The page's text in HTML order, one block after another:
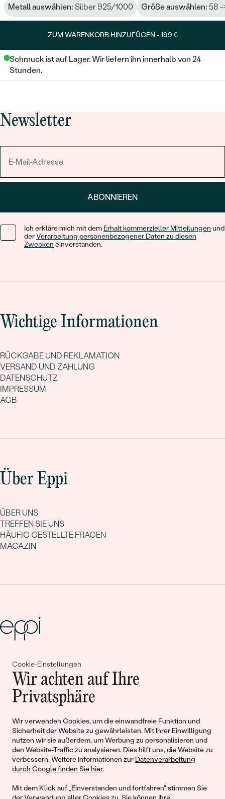
Cookie-Einstellungen
Wir achten auf Ihre
Privatsphäre
Wir verwenden Cookies, um die einwandfreie Funktion und
Sicherheit der Website zu gewährleisten. Mit Ihrer Einwilligung
nutzen wir sie außerdem, um Werbung zu personalisieren und
den Website-Traffic zu analysieren. Dies hilft uns, die Website zu
verbessern. Weitere Informationen zur Datenverarbeitung
durch Google finden Sie hier.
Mit dem Klick auf „Einverstanden und fortfahren" stimmen Sie
Metall auswählen: Silber 925/1000 Größe auswählen: 58 -
ZUM WARENKORB HINZUFÜGEN -199 €
Schmuck ist auf Lager. Wir liefern ihn innerhalb von 24
Stunden.
Newsletter
ABONNIEREN
Ich erkläre mich mit dem Erhalt kommerzieller Mitteilungen und
derVerarbeitung personenbezogener Daten zu diesen
Zwecken einverstanden.
Wichtige Informationen
RÜCKGABE UND REKLAMATION
VERSAND UND ZAHLUNG
DATENSCHUTZ
IMPRESSUM
AGB
Über Eppi
ÜBER UNS
TREFFEN SIE UNS
HÄUFIG GESTELLTE FRAGEN
MAGAZIN
Gemeinsam erschaffen wir
Geschichten von Schönheit und
Liebe
Begleiten Sie uns!